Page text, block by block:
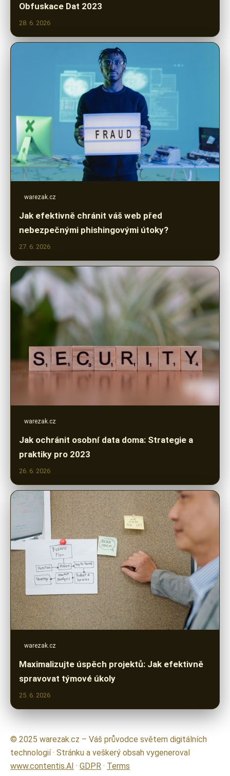
Obfuskace Dat 2023
28. 6. 2026
warezak.cz
Jak efektivně chránit váš web před
nebezpečnými phishingovými útoky?
27. 6. 2026
warezak.cz
Jak ochránit osobní data doma: Strategie a
praktiky pro 2023
26. 6. 2026
warezak.cz
Maximalizujte úspěch projektů: Jak efektivně
spravovat týmové úkoly
25. 6. 2026
© 2025 warezak.cz – Váš průvodce světem digitálních
technologií · Stránku a veškerý obsah vygeneroval
www.contentis.AI · GDPR · Terms